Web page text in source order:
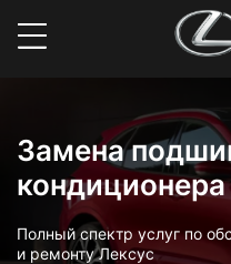
Замена
Полный спектр услуг по
и ремонту Лексус